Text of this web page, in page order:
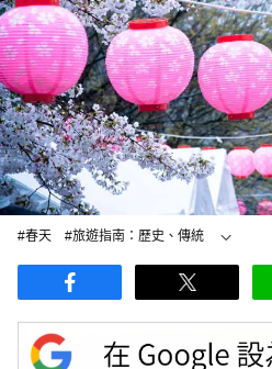
#春天
#旅遊指南：歷史、傳統